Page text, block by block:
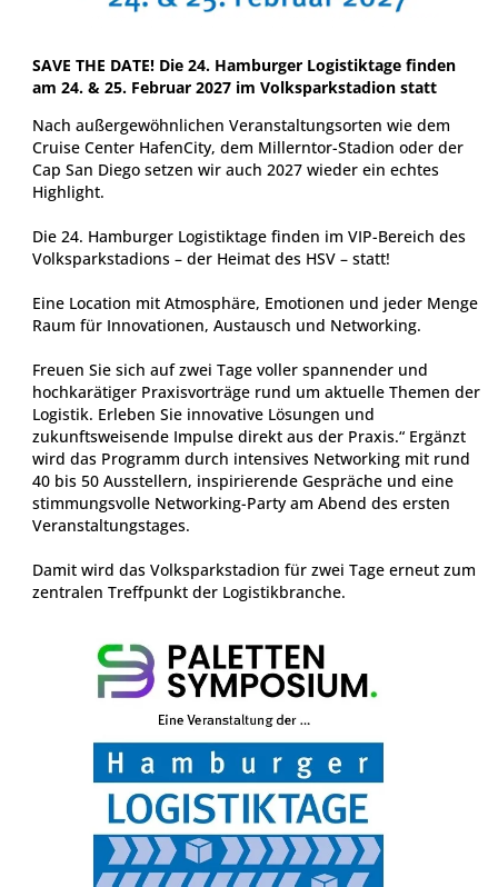
SAVE THE DATE! Die 24. Hamburger Logistiktage finden
am 24. & 25. Februar 2027 im Volksparkstadion statt
Nach außergewöhnlichen Veranstaltungsorten wie dem
Cruise Center HafenCity, dem Millerntor-Stadion oder der
Cap San Diego setzen wir auch 2027 wieder ein echtes
Highlight.
Die 24. Hamburger Logistiktage finden im VIP-Bereich des
Volksparkstadions – der Heimat des HSV – statt!
Eine Location mit Atmosphäre, Emotionen und jeder Menge
Raum für Innovationen, Austausch und Networking.
Freuen Sie sich auf zwei Tage voller spannender und
hochkarätiger Praxisvorträge rund um aktuelle Themen der
Logistik. Erleben Sie innovative Lösungen und
zukunftsweisende Impulse direkt aus der Praxis.“ Ergänzt
wird das Programm durch intensives Networking mit rund
40 bis 50 Ausstellern, inspirierende Gespräche und eine
stimmungsvolle Networking-Party am Abend des ersten
Veranstaltungstages.
Damit wird das Volksparkstadion für zwei Tage erneut zum
zentralen Treffpunkt der Logistikbranche.